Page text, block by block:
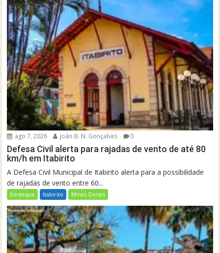
ago 7, 2026 João B. N. Gonçalves 0
Defesa Civil alerta para rajadas de vento de até 80
km/h em Itabirito
A Defesa Civil Municipal de Itabirito alerta para a possibilidade
de rajadas de vento entre 60...
Destaque Itabirito Minas Gerais